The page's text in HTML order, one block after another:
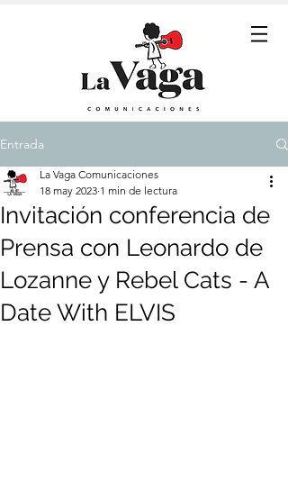
Entrada
Invitación conferencia de
Prensa con Leonardo de
Lozanne y Rebel Cats - A
Date With ELVIS
La Vaga Comunicaciones
18 may 2023 1 min de lectura